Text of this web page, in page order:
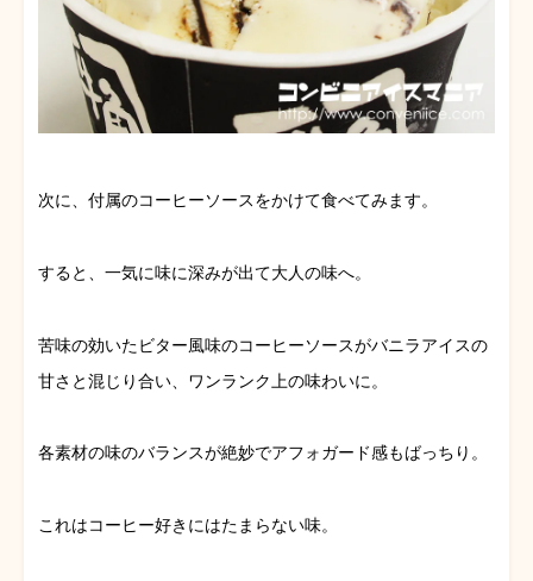
次に、付属のコーヒーソースをかけて食べてみます。
すると、一気に味に深みが出て大人の味へ。
苦味の効いたビター風味のコーヒーソースがバニラアイスの
甘さと混じり合い、ワンランク上の味わいに。
各素材の味のバランスが絶妙でアフォガード感もばっちり。
これはコーヒー好きにはたまらない味。